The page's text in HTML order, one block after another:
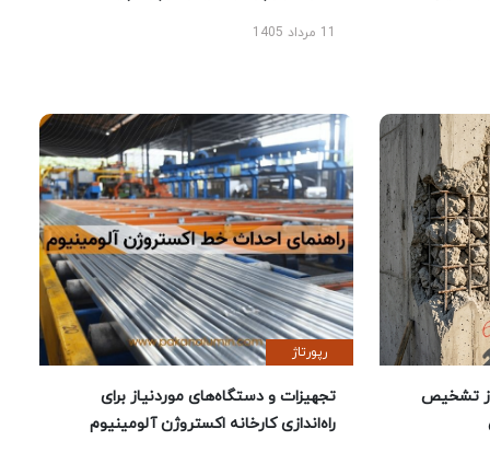
تشخیص
رپورتاژ
تجهیزات و دستگاه‌های موردنیاز برای
راه‌اندازی کارخانه اکستروژن آلومینیوم